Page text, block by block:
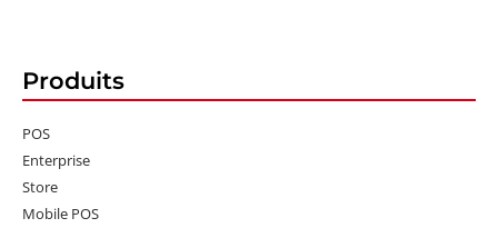
Produits
POS
Enterprise
Store
Mobile POS